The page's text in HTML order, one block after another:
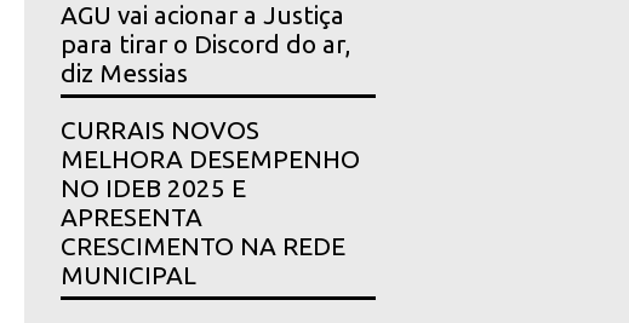
AGU vai acionar a Justiça
para tirar o Discord do ar,
diz Messias
CURRAIS NOVOS
MELHORA DESEMPENHO
NO IDEB 2025 E
APRESENTA
CRESCIMENTO NA REDE
MUNICIPAL